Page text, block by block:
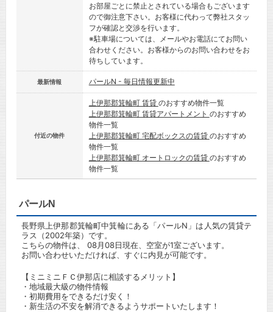
お部屋ごとに禁止とされている場合もございます
ので御注意下さい。お客様に代わって弊社スタッ
フが確認と交渉を行います。
※駐車場については、メールやお電話にてお問い
合わせください。お客様からのお問い合わせをお
待ちしています。
最新情報 パールN - 毎日情報更新中
付近の物件
上伊那郡箕輪町 賃貸 のおすすめ物件一覧
上伊那郡箕輪町 賃貸アパートメント のおすすめ
物件一覧
上伊那郡箕輪町 宅配ボックスの賃貸 のおすすめ
物件一覧
上伊那郡箕輪町 オートロックの賃貸 のおすすめ
物件一覧
パールN
長野県上伊那郡箕輪町中箕輪にある「パールN」は人気の賃貸テ
ラス（2002年築）です。
こちらの物件は、 08月08日現在、空室が1室ございます。
お問い合わせいただければ、すぐに内見が可能です。
【ミニミニＦＣ伊那店に相談するメリット】
・地域最大級の物件情報
・初期費用をできるだけ安く！
・新生活の不安を解消できるようサポートいたします！